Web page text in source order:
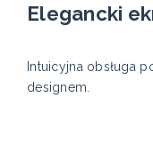
Elegancki
Intuicyjna obsługa
designem.